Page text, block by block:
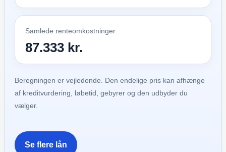
Samlede renteomkostninger
87.333 kr.
Beregningen er vejledende. Den endelige pris kan afhænge
af kreditvurdering, løbetid, gebyrer og den udbyder du
vælger.
Se flere lån